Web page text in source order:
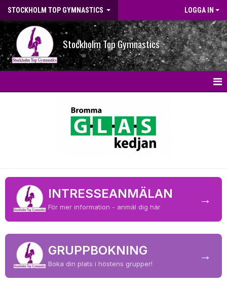
STOCKHOLM TOP GYMNASTICS LOGGA IN
Stockholm Top Gymnastics
VÄRDEGRUND
FÖRENINGSPRODUKTER
MÄRKESTAGNING
INTRESSEANMÄLAN
För mer information - anmäl dig här
→
GRUPPBOKNING
Boka din plats i höstens grupper!
→